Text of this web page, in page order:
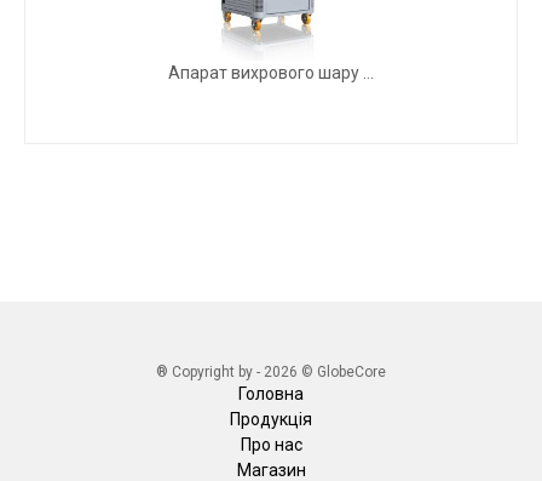
Апарат вихрового шару ...
Головна
Продукція
Про нас
Магазин
® Copyright by - 2026 © GlobeCore